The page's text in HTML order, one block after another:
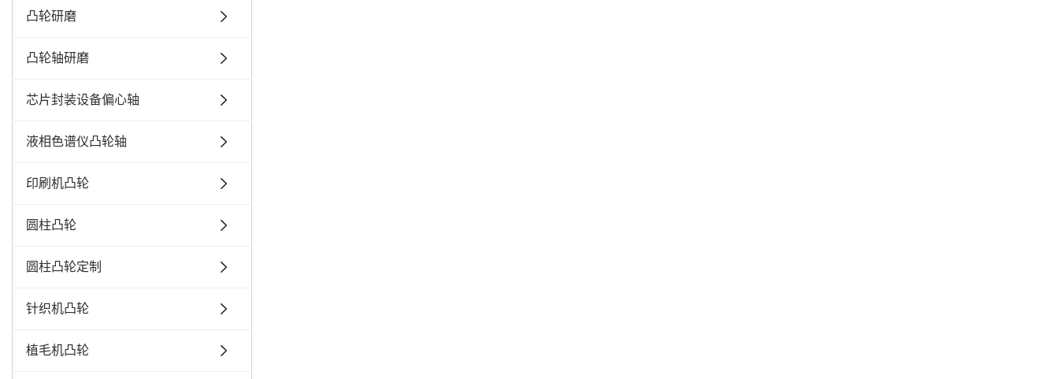
凸轮研磨
凸轮轴研磨
芯片封装设备偏心轴
液相色谱仪凸轮轴
印刷机凸轮
圆柱凸轮
圆柱凸轮定制
针织机凸轮
植毛机凸轮